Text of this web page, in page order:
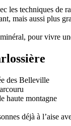
les techniques
mais aussi plus
pour vivre
des Belleville
haute montagne
déjà à l’aise